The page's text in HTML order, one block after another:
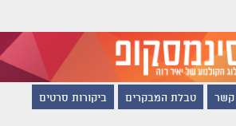
קשר טבלת המבקרים ביקורות סרטים